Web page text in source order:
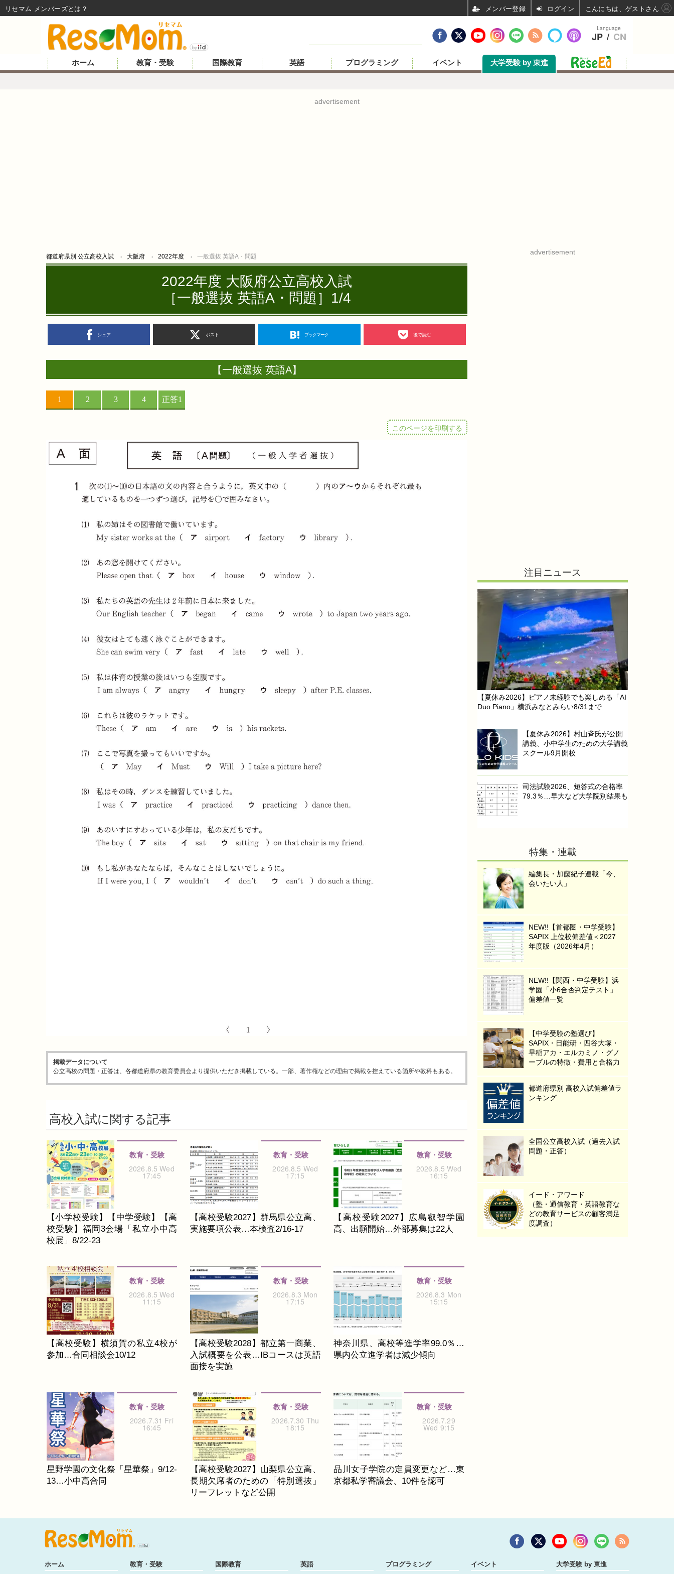
ホーム 教育・受験 国際教育 英語 プログラミング イベント 大学受験 by 東進
advertisement
都道府県別 公立高校入試 大阪府 2022年度 一般選抜 英語A・問題
2022年度 大阪府公立高校入試
［一般選抜 英語A・問題］1/4
シェア ポスト ブックマーク 後で読む
【一般選抜 英語A】
このページを印刷する
掲載データについて
公立高校の問題・正答は、各都道府県の教育委員会より提供いただき掲載している。一部、著作権などの理由で掲載を控えている箇所や教科もある。
高校入試に関する記事
【小学校受験】【中学受験】【高
校受験】福岡3会場「私立小中高
校展」8/22-23
教育・受験
2026.8.5 Wed
17:45
【高校受験2027】群馬県公立高、
実施要項公表…本検査2/16-17
教育・受験
2026.8.5 Wed
17:15
【高校受験2027】広島叡智学園
高、出願開始…外部募集は22人
教育・受験
2026.8.5 Wed
16:15
【高校受験】横須賀の私立4校が
参加…合同相談会10/12
教育・受験
2026.8.5 Wed
11:15
【高校受験2028】都立第一商業、
入試概要を公表…IBコースは英語
面接を実施
教育・受験
2026.8.3 Mon
17:15
神奈川県、高校等進学率99.0％…
県内公立進学者は減少傾向
教育・受験
2026.8.3 Mon
15:15
星野学園の文化祭「星華祭」9/12-
13…小中高合同
教育・受験
2026.7.31 Fri
16:45
【高校受験2027】山梨県公立高、
長期欠席者のための「特別選抜」
リーフレットなど公開
教育・受験
2026.7.30 Thu
18:15
品川女子学院の定員変更など…東
京都私学審議会、10件を認可
教育・受験
2026.7.29
Wed 9:15
advertisement
注目ニュース
【夏休み2026】ピアノ未経験でも楽しめる「AI
Duo Piano」横浜みなとみらい8/31まで
【夏休み2026】村山斉氏が公開
講義、小中学生のための大学講義
スクール9月開校
司法試験2026、短答式の合格率
79.3％…早大など大学院別結果も
特集・連載
編集長・加藤紀子連載「今、
会いたい人」
NEW!!【首都圏・中学受験】
SAPIX 上位校偏差値＜2027
年度版（2026年4月）
NEW!!【関西・中学受験】浜
学園「小6合否判定テスト」
偏差値一覧
【中学受験の塾選び】
SAPIX・日能研・四谷大塚・
早稲アカ・エルカミノ・グノ
ーブルの特徴・費用と合格力
都道府県別 高校入試偏差値ラ
ンキング
全国公立高校入試（過去入試
問題・正答）
イード・アワード
（塾・通信教育・英語教育な
どの教育サービスの顧客満足
度調査）
ホーム 教育・受験 国際教育 英語 プログラミング イベント 大学受験 by 東進
Language
JP / CN
リセマム メンバーズ ログイン こんにちは、ゲストさん